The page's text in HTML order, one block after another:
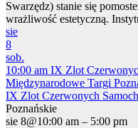
Swarzędz) stanie się
wrażliwość estetyczną.
sie
8
sob.
10:00 am IX Zlot
Międzynarodowe Targi
IX Zlot Czerwonych
Poznańskie
sie 8@10:00 am – 5:00 pm